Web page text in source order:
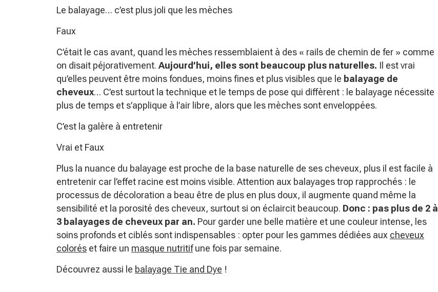
Le balayage… c’est plus joli que les mèches
Faux
C’était le cas avant, quand les mèches ressemblaient à des « rails de chemin de fer » comme
on disait péjorativement. Aujourd’hui, elles sont beaucoup plus naturelles. Il est vrai
qu’elles peuvent être moins fondues, moins fines et plus visibles que le balayage de
cheveux… C’est surtout la technique et le temps de pose qui diffèrent : le balayage nécessite
plus de temps et s’applique à l’air libre, alors que les mèches sont enveloppées.
C’est la galère à entretenir
Vrai et Faux
Plus la nuance du balayage est proche de la base naturelle de ses cheveux, plus il est facile à
entretenir car l’effet racine est moins visible. Attention aux balayages trop rapprochés : le
processus de décoloration a beau être de plus en plus doux, il augmente quand même la
sensibilité et la porosité des cheveux, surtout si on éclaircit beaucoup. Donc : pas plus de 2 à
3 balayages de cheveux par an. Pour garder une belle matière et une couleur intense, les
soins profonds et ciblés sont indispensables : opter pour les gammes dédiées aux cheveux
colorés et faire un masque nutritifune fois par semaine.
Découvrez aussi le balayage Tie and Dye !